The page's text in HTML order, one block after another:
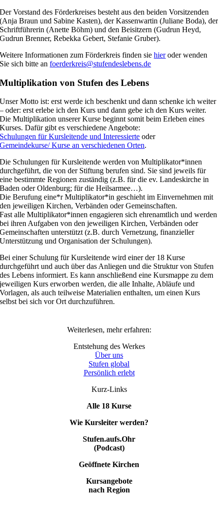
Der Vorstand des Förderkreises besteht aus den beiden Vorsitzenden
(Anja Braun und Sabine Kasten), der Kassenwartin (Juliane Boda), der
Schriftführerin (Anette Böhm) und den Beisitzern (Gudrun Heyd,
Gudrun Brenner, Rebekka Gebert, Stefanie Gruber).
Weitere Informationen zum Förderkreis finden siehieroder wenden
Sie sich bitte anfoerderkreis@stufendeslebens.de
Multiplikation von Stufen des Lebens
Unser Motto ist: erst werde ich beschenkt und dann schenke ich weiter
– oder: erst erlebe ich den Kurs und dann gebe ich den Kurs weiter.
Die Multiplikation unserer Kurse beginnt somit beim Erleben eines
Kurses. Dafür gibt es verschiedene Angebote:
Schulungen für Kursleitende und Interessierte oder
Gemeindekurse/ Kurse an verschiedenen Orten.
Die Schulungen für Kursleitende werden von Multiplikator*innen
durchgeführt, die von der Stiftung berufen sind. Sie sind jeweils für
eine bestimmte Regionen zuständig (z.B. für die ev. Landeskirche in
Baden oder Oldenburg; für die Heilsarmee…).
Die Berufung eine*r Multiplikator*in geschieht im Einvernehmen mit
den jeweiligen Kirchen, Verbänden oder Gemeinschaften.
Fast alle Multiplikator*innen engagieren sich ehrenamtlich und werden
bei ihren Aufgaben von den jeweiligen Kirchen, Verbänden oder
Gemeinschaften unterstützt (z.B. durch Vernetzung, finanzieller
Unterstützung und Organisation der Schulungen).
Bei einer Schulung für Kursleitende wird einer der 18 Kurse
durchgeführt und auch über das Anliegen und die Struktur von Stufen
des Lebens informiert. Es kann anschließend eine Kursmappe zu dem
jeweiligen Kurs erworben werden, die alle Inhalte, Abläufe und
Vorlagen, als auch teilweise Materialien enthalten, um einen Kurs
selbst bei sich vor Ort durchzuführen.
Weiterlesen, mehr erfahren:
Entstehung des Werkes
Über uns
Stufen global
Persönlich erlebt
Kurz-Links
Alle 18 Kurse
Wie Kursleiter werden?
Stufen.aufs.Ohr
(Podcast)
Geöffnete Kirchen
Kursangebote
nach Region